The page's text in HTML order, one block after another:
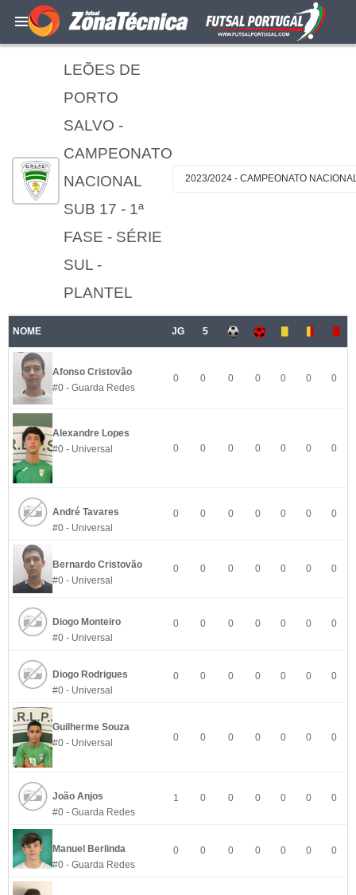
LEÕES DE
PORTO
SALVO -
CAMPEONATO
NACIONAL
SUB 17 - 1ª
FASE - SÉRIE
SUL -
PLANTEL
2023/2024 - CAMPEONATO
NOME JG 5
Afonso Cristovão
#0 - Guarda Redes
0 0 0 0 0 0 0
Alexandre Lopes
#0 - Universal
0 0 0 0 0 0 0
André Tavares
#0 - Universal
0 0 0 0 0 0 0
Bernardo Cristovão
#0 - Universal
0 0 0 0 0 0 0
Diogo Monteiro
#0 - Universal
0 0 0 0 0 0 0
Diogo Rodrigues
#0 - Universal
0 0 0 0 0 0 0
Guilherme Souza
#0 - Universal
0 0 0 0 0 0 0
João Anjos
#0 - Guarda Redes
1 0 0 0 0 0 0
Manuel Berlinda
#0 - Guarda Redes
0 0 0 0 0 0 0